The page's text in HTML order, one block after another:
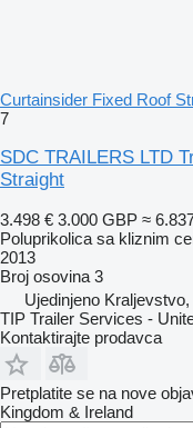
Curtainsider Fixed Roof
7
SDC TRAILERS LTD
Straight
3.498 € 3.000 GBP ≈
Poluprikolica sa kliznim
2013
Broj osovina 3
Ujedinjeno
TIP Trailer Services -
Kontaktirajte prodavca
Pretplatite se na nove
Kingdom & Ireland